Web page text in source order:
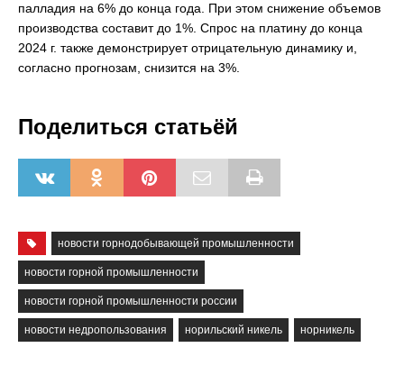
палладия на 6% до конца года. При этом снижение объемов
производства составит до 1%. Спрос на платину до конца
2024 г. также демонстрирует отрицательную динамику и,
согласно прогнозам, снизится на 3%.
Поделиться статьёй
новости горнодобывающей промышленности
новости горной промышленности
новости горной промышленности россии
новости недропользования норильский никель норникель